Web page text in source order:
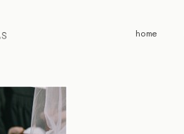
home